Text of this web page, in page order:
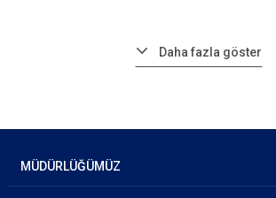
Daha fazla göster
MÜDÜRLÜĞÜMÜZ